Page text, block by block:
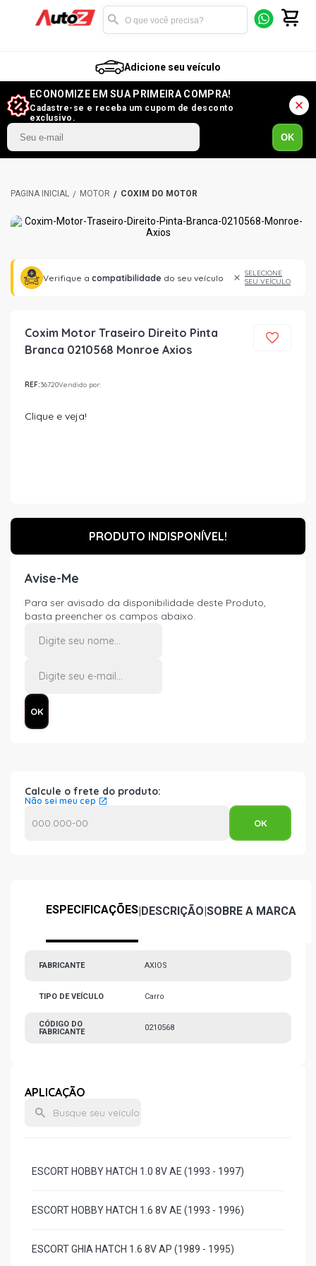
Adicione seu veículo
ECONOMIZE EM SUA PRIMEIRA COMPRA!
Cadastre-se e receba um cupom de desconto
exclusivo.
OK
MOTOR COXIM DO MOTOR
Verifique a compatibilidade do seu veículo
SELECIONE
SEU VEÍCULO
Coxim Motor Traseiro Direito Pinta
Branca 0210568 Monroe Axios
REF:36720Vendido por:
Clique e veja!
PRODUTO INDISPONÍVEL!
Avise-Me
Para ser avisado da disponibilidade deste Produto,
basta preencher os campos abaixo.
Calcule o frete do produto:
Não sei meu cep
ESPECIFICAÇÕES|DESCRIÇÃO|SOBRE A MARCA
FABRICANTE AXIOS
TIPO DE VEÍCULO Carro
CÓDIGO DO
FABRICANTE
0210568
APLICAÇÃO
ESCORT HOBBY HATCH 1.0 8V AE (1993 - 1997)
ESCORT HOBBY HATCH 1.6 8V AE (1993 - 1996)
ESCORT GHIA HATCH 1.6 8V AP (1989 - 1995)